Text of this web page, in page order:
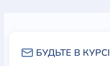
28. Радостные новости